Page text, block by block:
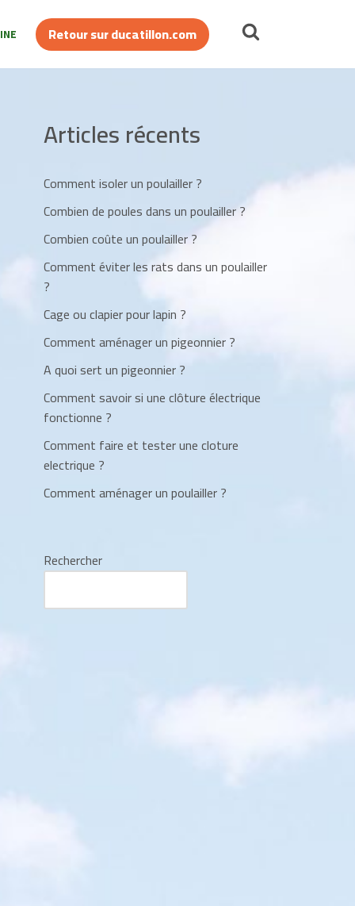
Retour sur ducatillon.com
Articles récents
Comment isoler un poulailler ?
Combien de poules dans un poulailler ?
Combien coûte un poulailler ?
Comment éviter les rats dans un poulailler
?
Cage ou clapier pour lapin ?
Comment aménager un pigeonnier ?
A quoi sert un pigeonnier ?
Comment savoir si une clôture électrique
fonctionne ?
Comment faire et tester une cloture
electrique ?
Comment aménager un poulailler ?
Rechercher